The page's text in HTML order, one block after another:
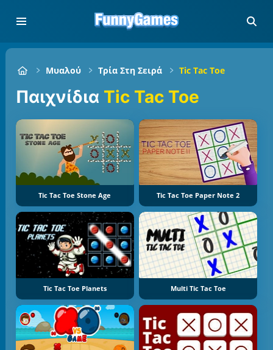
Μυαλού Τρία Στη Σειρά Tic Tac Toe
Παιχνίδια Tic Tac Toe
Tic Tac Toe Stone Age Tic Tac Toe Paper Note 2
Tic Tac Toe Planets Multi Tic Tac Toe